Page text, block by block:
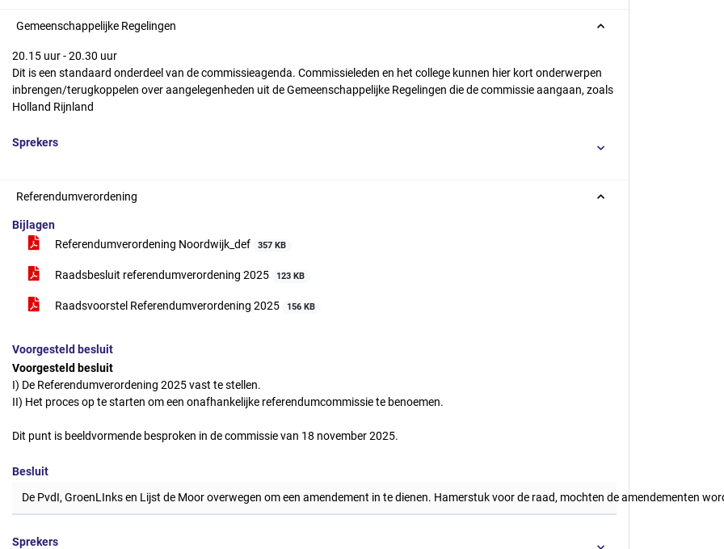
Gemeenschappelijke Regelingen
20.15 uur - 20.30 uur
Dit is een standaard onderdeel van de commissieagenda. Commissieleden en het college kunnen hier kort onderwerpen
inbrengen/terugkoppelen over aangelegenheden uit de Gemeenschappelijke Regelingen die de commissie aangaan, zoals
Holland Rijnland
Sprekers
Referendumverordening
Bijlagen
Referendumverordening Noordwijk_def
357 KB
Raadsbesluit referendumverordening 2025 123 KB
Raadsvoorstel Referendumverordening 2025 156 KB
Voorgesteld besluit
Voorgesteld besluit
I) De Referendumverordening 2025 vast te stellen.
II) Het proces op te starten om een onafhankelijke referendumcommissie te benoemen.
Dit punt is beeldvormende besproken in de commissie van 18 november 2025.
Besluit
De PvdI, GroenLInks en Lijst de Moor overwegen om een amendement in te dienen. Hamerstuk voor de raad, mochten de amendementen
Sprekers